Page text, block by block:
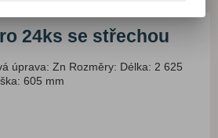
24ks se střechou
úprava: Zn Rozměry: Délka: 2 625
605 mm